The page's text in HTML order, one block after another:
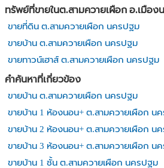
ทรัพย์ที่ขายในต.สามควายเผือก อ.เมือ
ขายที่ดิน ต.สามควายเผือก นครปฐม
ขายบ้าน ต.สามควายเผือก นครปฐม
ขายทาวน์เฮาส์ ต.สามควายเผือก นครปฐม
คำค้นหาที่เกี่ยวข้อง
ขายบ้าน ต.สามควายเผือก นครปฐม
ขายบ้าน 1 ห้องนอน+ ต.สามควายเผือก น
ขายบ้าน 2 ห้องนอน+ ต.สามควายเผือก น
ขายบ้าน 3 ห้องนอน+ ต.สามควายเผือก น
ขายบ้าน 1 ชั้น ต.สามควายเผือก นครปฐม